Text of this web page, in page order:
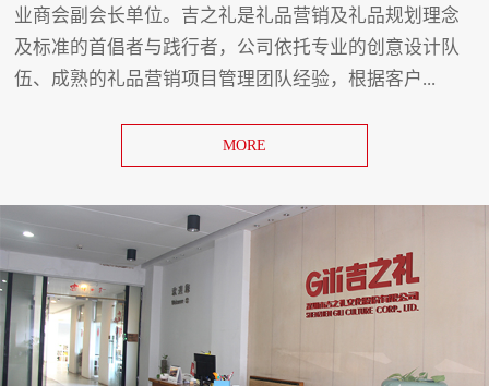
业商会副会长单位。吉之礼是礼品营销及礼品规划理念
及标准的首倡者与践行者，公司依托专业的创意设计队
伍、成熟的礼品营销项目管理团队经验，根据客户...
MORE